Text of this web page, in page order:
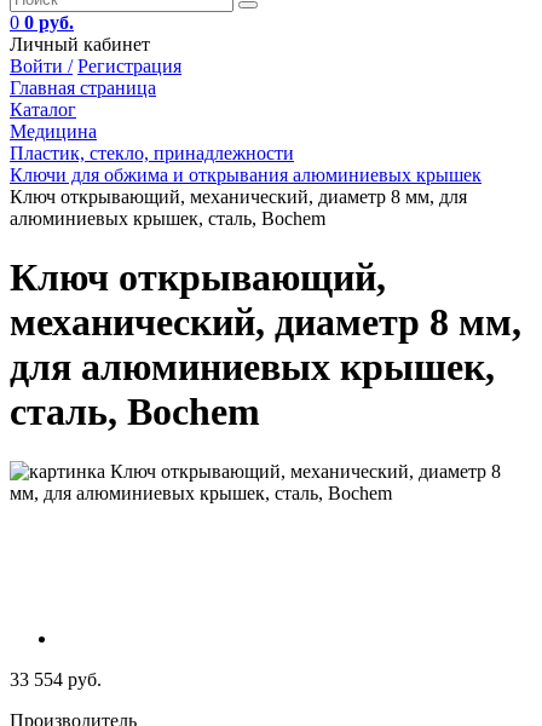
0 0 руб.
Личный кабинет
Войти / Регистрация
Главная страница
Каталог
Медицина
Пластик, стекло, принадлежности
Ключи для обжима и открывания алюминиевых крышек
Ключ открывающий, механический, диаметр 8 мм, для
алюминиевых крышек, сталь, Bochem
Ключ открывающий,
механический, диаметр 8 мм,
для алюминиевых крышек,
сталь, Bochem
33 554 руб.
Производитель